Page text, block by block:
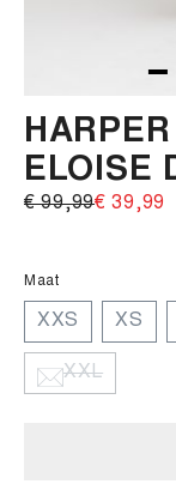
ELOISE
€ 99,99‌€ 39,99‌
Maat
XXS XS
XXL